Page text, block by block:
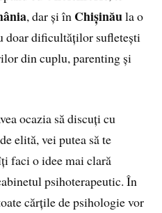
, dar și în Chișinăula o
doar dificultăților sufletești
din cuplu, parenting și
ocazia să discuți cu
elită, vei putea să te
faci o idee mai clară
psihoterapeutic. În
cărțile de psihologie vor